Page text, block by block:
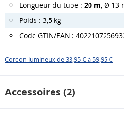
Longueur du tube : 20 m, Ø 13
Poids : 3,5 kg
Code GTIN/EAN :
Cordon lumineux de 33,95 € à 59,95 €
Accessoires (2)